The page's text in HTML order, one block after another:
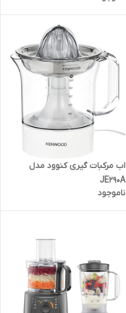
اب مرکبات گیری کنوود مدل
JE290A
ناموجود